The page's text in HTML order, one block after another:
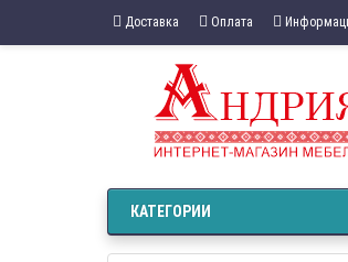
Доставка Оплата
КАТЕГОРИИ